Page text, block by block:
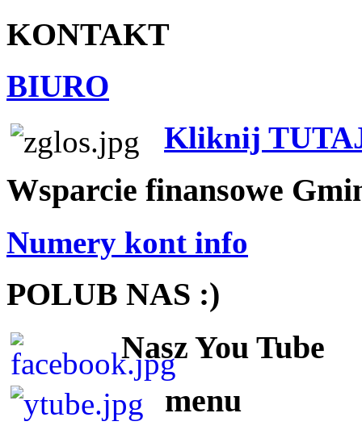
KONTAKT
BIURO
Kliknij
Wsparcie finansowe
Numery kont info
POLUB NAS :)
Nasz You Tube
menu